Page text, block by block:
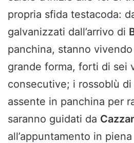
propria sfida testacoda:
galvanizzati dall’arrivo di
panchina, stanno
grande forma, forti di sei
consecutive; i rossoblù
assente in panchina per
saranno guidati da
all’appuntamento in